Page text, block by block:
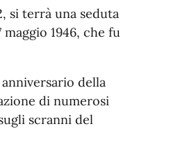
si terrà una seduta
1946, che fu
della
di numerosi
scranni del